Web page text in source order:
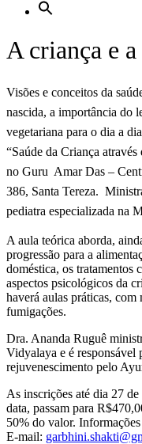
A criança e
Visões e conceitos da
nascida, a importância do
vegetariana para o dia a
“Saúde da Criança
no Guru Amar Das –
386, Santa Tereza.
pediatra especializada na
A aula teórica aborda,
progressão para a
doméstica, os tratamentos
aspectos psicológicos da
haverá aulas práticas, com
fumigações.
Dra. Ananda Ruguê
Vidyalaya e é responsável
rejuvenescimento pelo
As inscrições até dia 27
data, passam para
50% do valor.
E-mail: